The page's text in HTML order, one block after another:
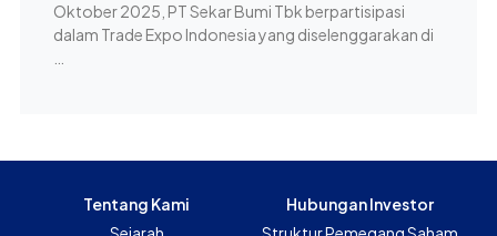
Oktober 2025, PT Sekar Bumi Tbk berpartisipasi
dalam Trade Expo Indonesia yang diselenggarakan di
Tentang Kami
Hubungan Investor